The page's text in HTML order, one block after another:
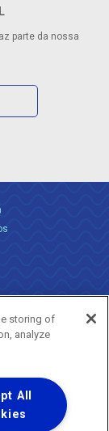
parte da nossa
Reservados.
storing of
analyze
All